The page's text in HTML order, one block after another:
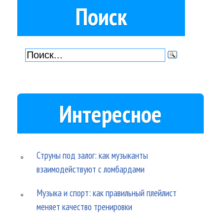
Поиск
Интересное
Струны под залог: как музыканты
взаимодействуют с ломбардами
Музыка и спорт: как правильный плейлист
меняет качество тренировки